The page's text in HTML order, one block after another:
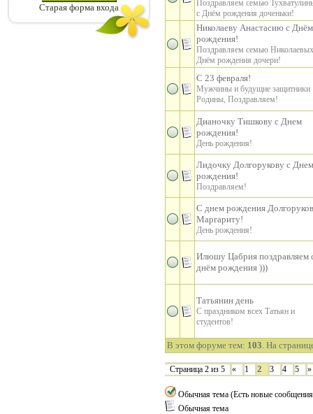
Старая форма входа
Поздравляем семью
с Днём рождения доченьки!
Николаеву Анастасию с Днём
рождения!
Поздравляем семью
Днём рождения дочери!
С 23 февраля!
Мужчины и будущие защитники
Родины, Поздравляем!
Дианочку Тишкову с Днем
рождения!
День рождения!
Лидочку Долгорукову с Днем
рождения!
Поздравляем!
С днем рождения
Маргариту!
День рождения!
Илюшу Цабрия поздравляем
днём рождения )))
Татьянин день
С праздником всех Татьян и
студентов!
В этом форуме тем: 103. На
Страница 2 из 5 « 1 2 3 4 5 »
Обычная тема (Есть новые
Обычная тема